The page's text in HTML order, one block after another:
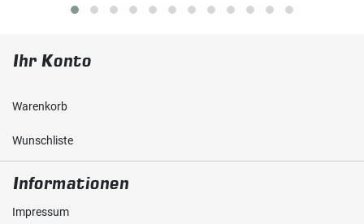
Ihr Konto
Warenkorb
Wunschliste
Informationen
Impressum